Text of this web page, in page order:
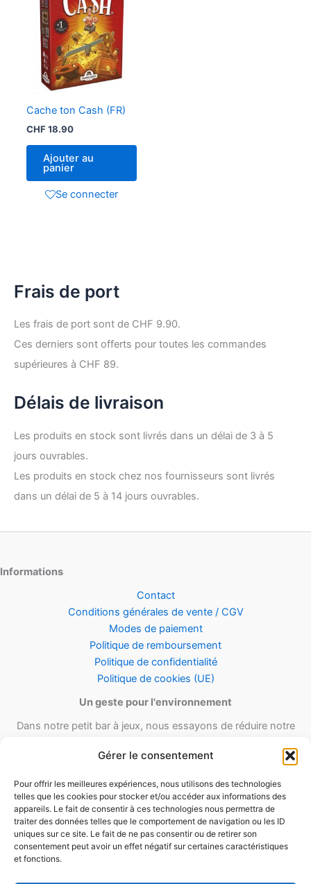
Gérer le consentement
Pour offrir les meilleures expériences, nous utilisons des technologies
telles que les cookies pour stocker et/ou accéder aux informations des
appareils. Le fait de consentir à ces technologies nous permettra de
traiter des données telles que le comportement de navigation ou les ID
uniques sur ce site. Le fait de ne pas consentir ou de retirer son
consentement peut avoir un effet négatif sur certaines caractéristiques
et fonctions.
Cache ton Cash (FR)
CHF18.90
Ajouter au
panier
Se connecter
Frais de port
Les frais de port sont de CHF 9.90.
Ces derniers sont offerts pour toutes les commandes
supérieures à CHF 89.
Délais de livraison
Les produits en stock sont livrés dans un délai de 3 à 5
jours ouvrables.
Les produits en stock chez nos fournisseurs sont livrés
dans un délai de 5 à 14 jours ouvrables.
Informations
Contact
Conditions générales de vente / CGV
Modes de paiement
Politique de remboursement
Politique de confidentialité
Politique de cookies (UE)
Un geste pour l'environnement
Dans notre petit bar à jeux, nous essayons de réduire notre
réutilisable ainsi qu’un minimum de matériel d’emballage lors de